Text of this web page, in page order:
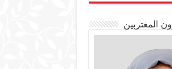
المغتربين